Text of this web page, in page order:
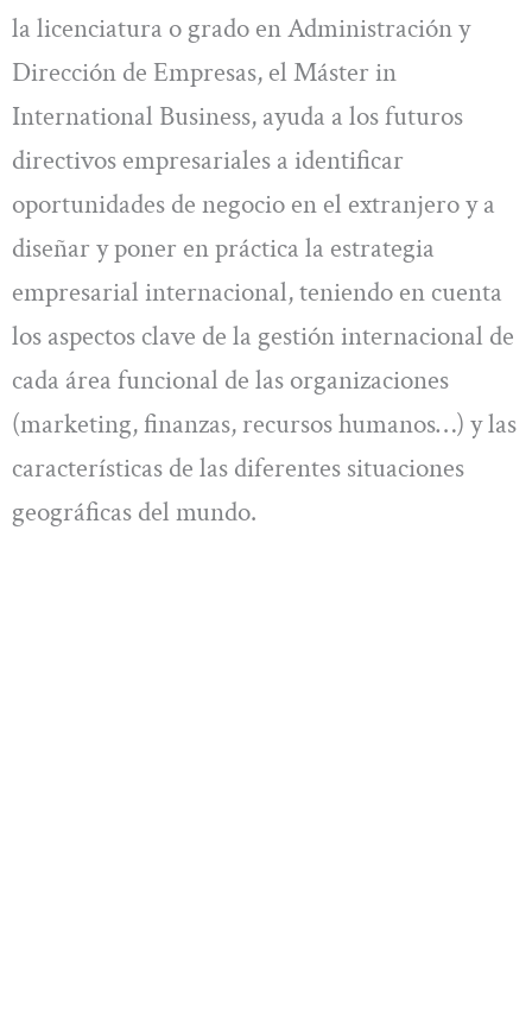
la licenciatura o grado en Administración y
Dirección de Empresas, el Máster in
International Business, ayuda a los futuros
directivos empresariales a identificar
oportunidades de negocio en el extranjero y a
diseñar y poner en práctica la estrategia
empresarial internacional, teniendo en cuenta
los aspectos clave de la gestión internacional de
cada área funcional de las organizaciones
(marketing, finanzas, recursos humanos…) y las
características de las diferentes situaciones
geográficas del mundo.